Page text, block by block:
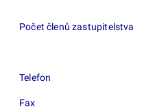
Počet členů zastupitelstva
Telefon
Fax